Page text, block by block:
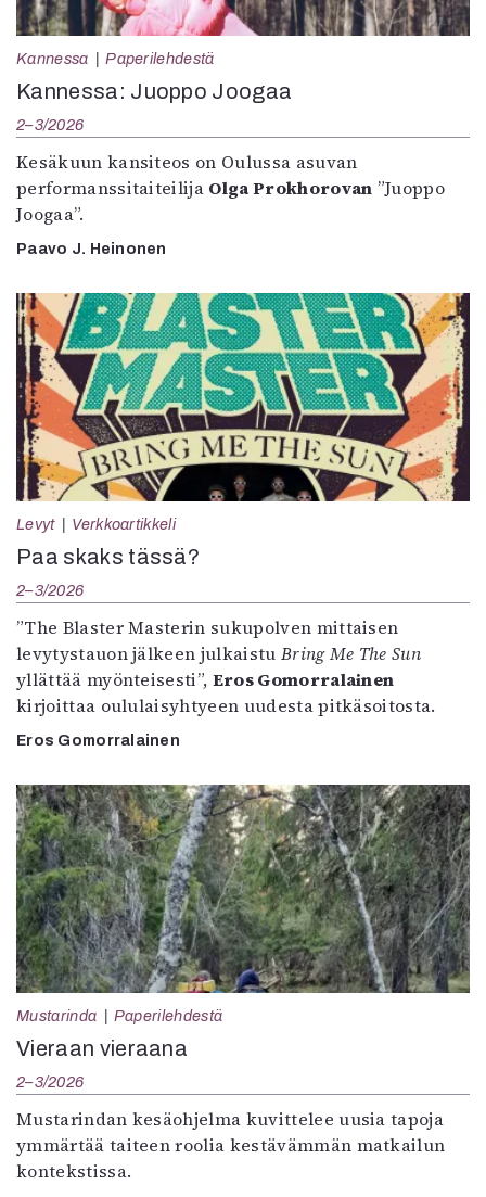
Kannessa Paperilehdestä
Kannessa: Juoppo Joogaa
2–3/2026
Kesäkuun kansiteos on Oulussa asuvan
performanssitaiteilija Olga Prokhorovan ”Juoppo
Joogaa”.
Paavo J. Heinonen
Levyt Verkkoartikkeli
Paa skaks tässä?
2–3/2026
”The Blaster Masterin sukupolven mittaisen
levytystauon jälkeen julkaistu Bring Me The Sun
yllättää myönteisesti”, Eros Gomorralainen
kirjoittaa oululaisyhtyeen uudesta pitkäsoitosta.
Eros Gomorralainen
Mustarinda Paperilehdestä
Vieraan vieraana
2–3/2026
Mustarindan kesäohjelma kuvittelee uusia tapoja
ymmärtää taiteen roolia kestävämmän matkailun
kontekstissa.